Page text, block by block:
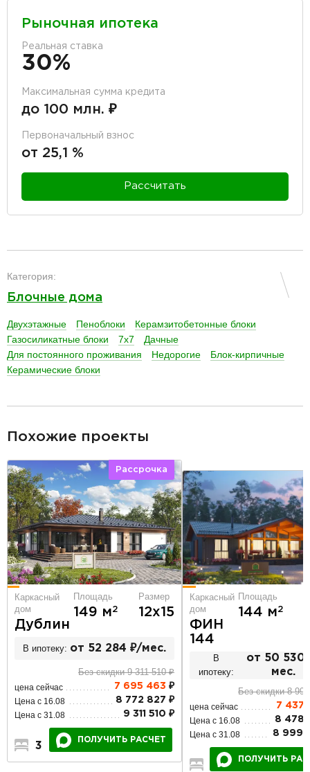
Рыночная ипотека
Реальная ставка
30%
Максимальная сумма кредита
до 100 млн. ₽
Первоначальный взнос
от 25,1 %
Рассчитать
Категория:
Блочные дома
Двухэтажные Пеноблоки
Керамзитобетонные блоки
Газосиликатные блоки
7х7
Дачные
Для постоянного проживания
Недорогие
Блок-кирпичные
Керамические блоки
Похожие проекты
Рассрочка
Каркасный
дом
Дублин
Площадь
149 м2
Размер
12х15
В ипотеку: от 52 284 ₽/мес.
Без скидки 9 311 510 ₽
цена сейчас 7 695 463 ₽
Цена с 16.08 8 772 827 ₽
Цена с 31.08 9 311 510 ₽
3
ПОЛУЧИТЬ РАСЧЕТ
Каркасный
дом
ФИН
144
Площадь
144 м2
В
ипотеку:
от 50 530
мес.
Без скидки 8
цена сейчас 7 437
Цена с 16.08 8 478
Цена с 31.08 8 999
3
ПОЛУЧИТЬ